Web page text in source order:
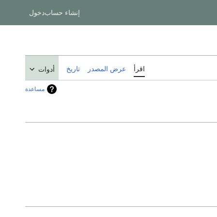
إنشاء حسابدخول
اقرأ عرض المصدر تاريخ أدوات
مساعدة